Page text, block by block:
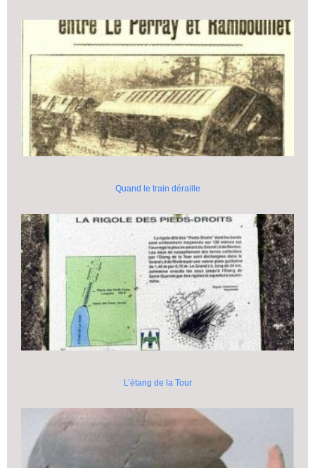
Quand le train déraille
L’étang de la Tour